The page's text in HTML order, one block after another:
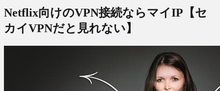
Netflix向けのVPN接続ならマイIP【セ
カイVPNだと見れない】